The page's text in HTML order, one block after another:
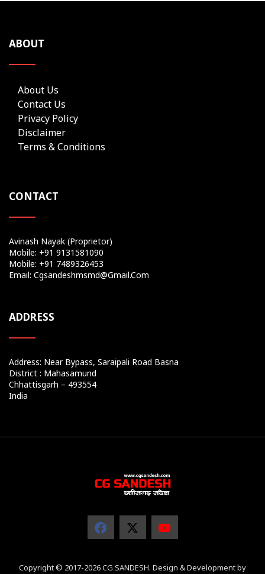
ABOUT
About Us
Contact Us
Privacy Policy
Disclaimer
Terms & Conditions
CONTACT
Avinash Nayak (Proprietor)
Mobile: +91 9131581090
Mobile: +91 7489326453
Email: Cgsandeshmsmd@gmail.com
ADDRESS
Address: Near Bypass, Saraipali Road Basna
District : Mahasamund
Chhattisgarh – 493554
India
Copyright © 2017-2026 CG SANDESH. Design & Development by